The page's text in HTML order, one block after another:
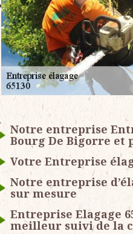
Notre entreprise
Bourg De Bigorre et
Votre Entreprise
Notre entreprise
sur mesure
Entreprise Elagage
meilleur suivi de la